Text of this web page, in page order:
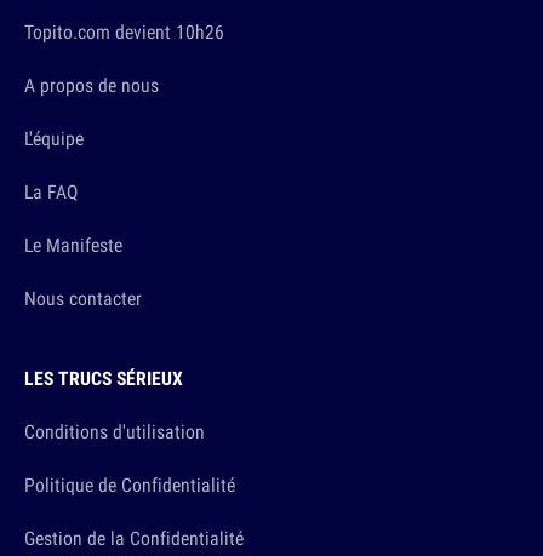
Topito.com devient 10h26
A propos de nous
L'équipe
La FAQ
Le Manifeste
Nous contacter
LES TRUCS SÉRIEUX
Conditions d'utilisation
Politique de Confidentialité
Gestion de la Confidentialité